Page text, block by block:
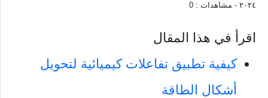
٢٠٢٤ - مشاهدات : 0
اقرأ في هذا المقال
كيفية تطبيق تفاعلات كيميائية لتحويل
أشكال الطاقة